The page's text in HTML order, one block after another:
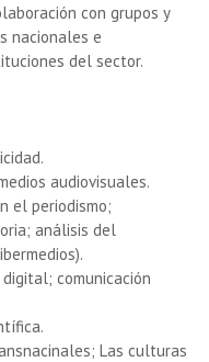
con grupos y
nacionales e
del sector.
audiovisuales.
el periodismo;
análisis del
comunicación
Las culturas